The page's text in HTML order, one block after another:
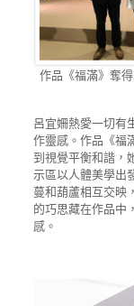
作品《福滿》奪
呂宜姍熱愛一切有
作靈感。作品《福
到視覺平衡和諧，
示區以人體美學出
蔓和葫蘆相互交映
的巧思藏在作品中
感。